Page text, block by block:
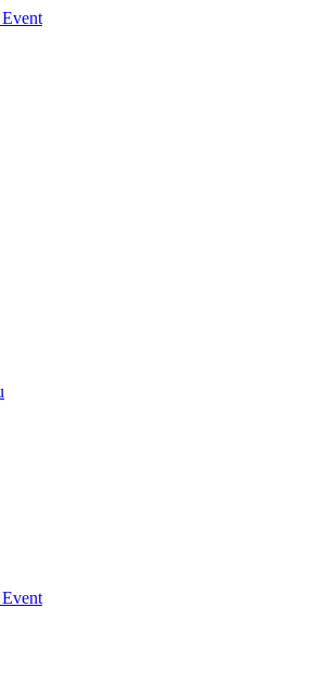
Агентство
Агентство